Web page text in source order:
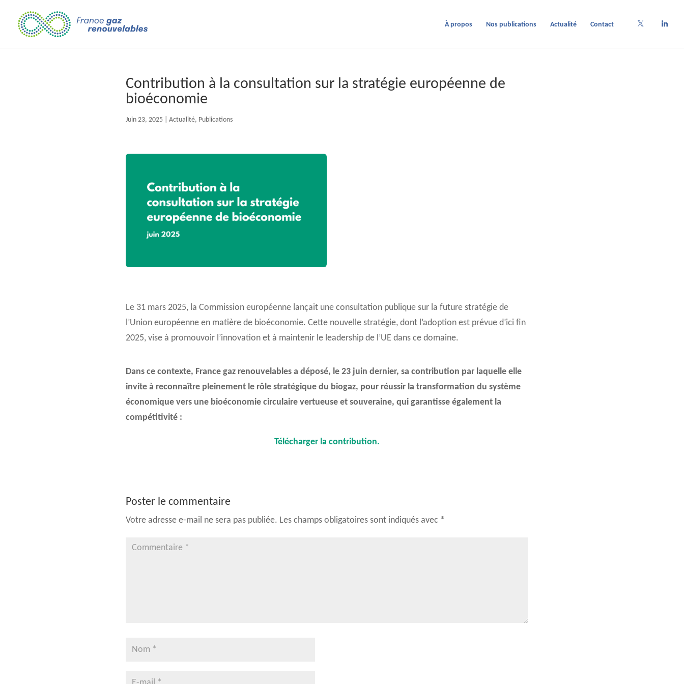
À propos Nos publications Actualité Contact
Contribution à la consultation sur la stratégie européenne de
bioéconomie
Juin 23, 2025| Actualité, Publications
Le 31 mars 2025, la Commission européenne lançait une consultation publique sur la future stratégie de
l’Union européenne en matière de bioéconomie. Cette nouvelle stratégie, dont l’adoption est prévue d’ici fin
2025, vise à promouvoir l’innovation et à maintenir le leadership de l’UE dans ce domaine.
Dans ce contexte, France gaz renouvelables a déposé, le 23 juin dernier, sa contribution par laquelle elle
invite à reconnaître pleinement le rôle stratégique du biogaz, pour réussir la transformation du système
économique vers une bioéconomie circulaire vertueuse et souveraine, qui garantisse également la
compétitivité :
Télécharger la contribution.
Poster le commentaire
Votre adresse e-mail ne sera pas publiée. Les champs obligatoires sont indiqués avec *